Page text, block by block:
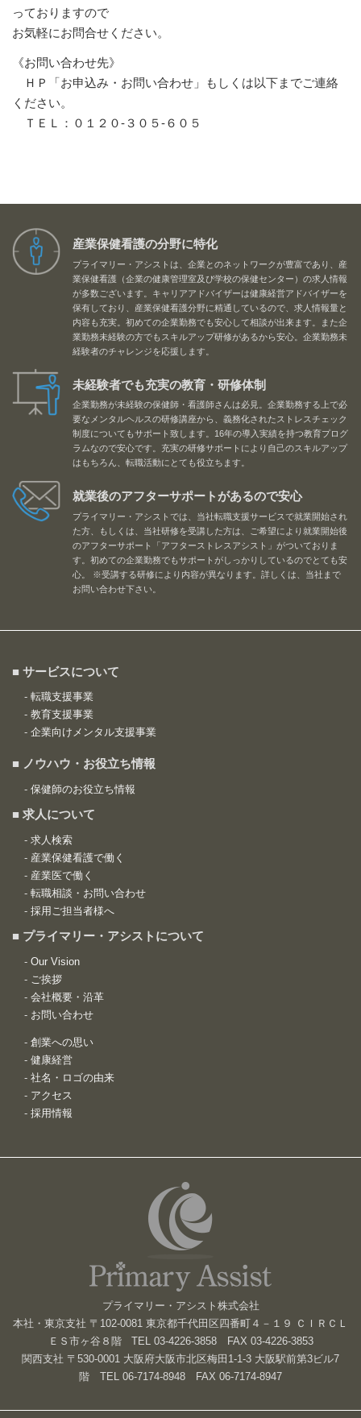
っておりますので
お気軽にお問合せください。
《お問い合わせ先》
ＨＰ「お申込み・お問い合わせ」もしくは以下までご連絡
ください。
ＴＥＬ：０１２０‐３０５‐６０５
産業保健看護の分野に特化
プライマリー・アシストは、企業とのネットワークが豊富であり、産
業保健看護（企業の健康管理室及び学校の保健センター）の求人情報
が多数ございます。キャリアアドバイザーは健康経営アドバイザーを
保有しており、産業保健看護分野に精通しているので、求人情報量と
内容も充実。初めての企業勤務でも安心して相談が出来ます。また企
業勤務未経験の方でもスキルアップ研修があるから安心。企業勤務未
経験者のチャレンジを応援します。
未経験者でも充実の教育・研修体制
企業勤務が未経験の保健師・看護師さんは必見。企業勤務する上で必
要なメンタルヘルスの研修講座から、義務化されたストレスチェック
制度についてもサポート致します。16年の導入実績を持つ教育プログ
ラムなので安心です。充実の研修サポートにより自己のスキルアップ
はもちろん、転職活動にとても役立ちます。
就業後のアフターサポートがあるので安心
プライマリー・アシストでは、当社転職支援サービスで就業開始され
た方、もしくは、当社研修を受講した方は、ご希望により就業開始後
のアフターサポート「アフターストレスアシスト」がついておりま
す。初めての企業勤務でもサポートがしっかりしているのでとても安
心。 ※受講する研修により内容が異なります。詳しくは、当社まで
お問い合わせ下さい。
■ サービスについて
- 転職支援事業
- 教育支援事業
- 企業向けメンタル支援事業
■ ノウハウ・お役立ち情報
- 保健師のお役立ち情報
■ 求人について
- 求人検索
- 産業保健看護で働く
- 産業医で働く
- 転職相談・お問い合わせ
- 採用ご担当者様へ
■ プライマリー・アシストについて
- Our Vision
- ご挨拶
- 会社概要・沿革
- お問い合わせ
- 創業への思い
- 健康経営
- 社名・ロゴの由来
- アクセス
- 採用情報
プライマリー・アシスト株式会社
本社・東京支社 〒102-0081 東京都千代田区四番町４－１９ ＣＩＲＣＬ
ＥＳ市ヶ谷８階 TEL 03-4226-3858 FAX 03-4226-3853
関西支社 〒530-0001 大阪府大阪市北区梅田1-1-3 大阪駅前第3ビル7
階 TEL 06-7174-8948 FAX 06-7174-8947